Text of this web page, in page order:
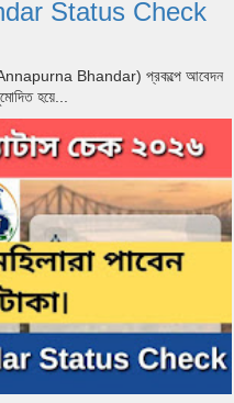
Status Check
(Annapurna Bhandar) প্রকল্পে আবেদন
হয়ে...